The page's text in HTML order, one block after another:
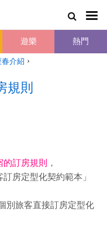
遊樂 熱門
介紹 ›
規則
訂房規則
，
房定型化契約範本」
別旅客直接訂房定型化